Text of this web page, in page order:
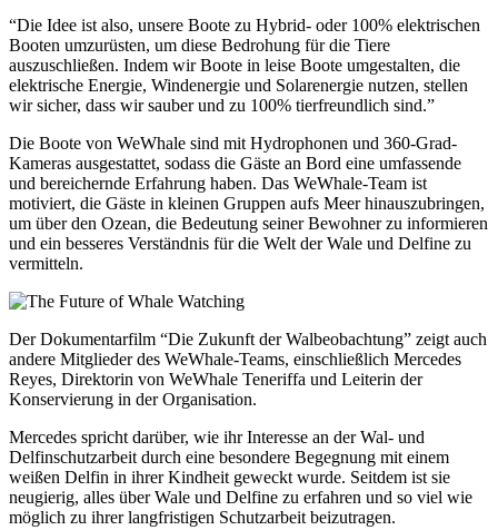
“Die Idee ist also, unsere Boote zu Hybrid- oder 100% elektrischen
Booten umzurüsten, um diese Bedrohung für die Tiere
auszuschließen. Indem wir Boote in leise Boote umgestalten, die
elektrische Energie, Windenergie und Solarenergie nutzen, stellen
wir sicher, dass wir sauber und zu 100% tierfreundlich sind.”
Die Boote von WeWhale sind mit Hydrophonen und 360-Grad-
Kameras ausgestattet, sodass die Gäste an Bord eine umfassende
und bereichernde Erfahrung haben. Das WeWhale-Team ist
motiviert, die Gäste in kleinen Gruppen aufs Meer hinauszubringen,
um über den Ozean, die Bedeutung seiner Bewohner zu informieren
und ein besseres Verständnis für die Welt der Wale und Delfine zu
vermitteln.
Der Dokumentarfilm “Die Zukunft der Walbeobachtung” zeigt auch
andere Mitglieder des WeWhale-Teams, einschließlich Mercedes
Reyes, Direktorin von WeWhale Teneriffa und Leiterin der
Konservierung in der Organisation.
Mercedes spricht darüber, wie ihr Interesse an der Wal- und
Delfinschutzarbeit durch eine besondere Begegnung mit einem
weißen Delfin in ihrer Kindheit geweckt wurde. Seitdem ist sie
neugierig, alles über Wale und Delfine zu erfahren und so viel wie
möglich zu ihrer langfristigen Schutzarbeit beizutragen.